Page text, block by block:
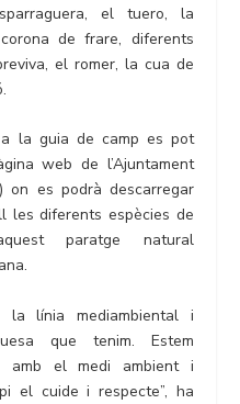
el tuero, la
de frare, diferents
el romer, la cua de
la guia de camp es pot
web de l’Ajuntament
on es podrà descarregar
les diferents espècies de
paratge natural
la línia mediambiental i
que tenim. Estem
amb el medi ambient i
el cuide i respecte”, ha